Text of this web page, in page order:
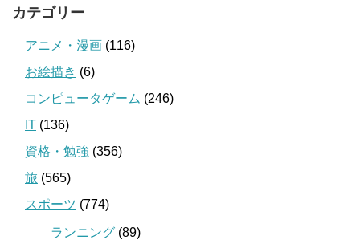
カテゴリー
アニメ・漫画 (116)
お絵描き (6)
コンピュータゲーム (246)
IT (136)
資格・勉強 (356)
旅 (565)
スポーツ (774)
ランニング (89)